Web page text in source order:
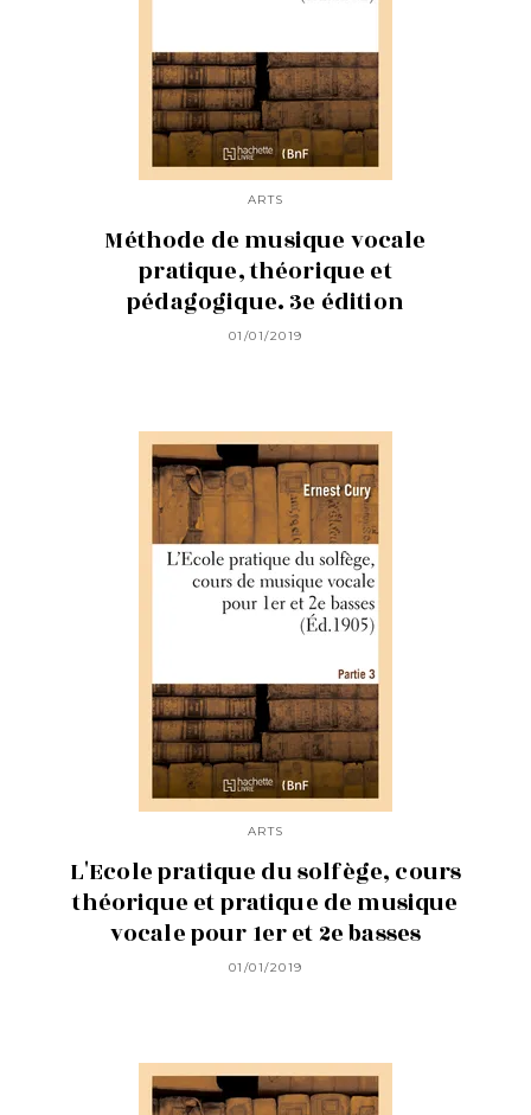
ARTS
Méthode de musique vocale
pratique, théorique et
pédagogique. 3e édition
01/01/2019
ARTS
L'Ecole pratique du solfège, cours
théorique et pratique de musique
vocale pour 1er et 2e basses
01/01/2019